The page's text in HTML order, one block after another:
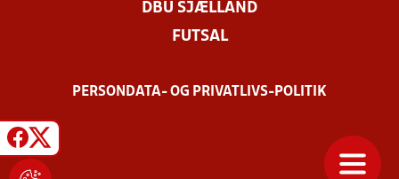
DBU SJÆLLAND
FUTSAL
PERSONDATA- OG PRIVATLIVS-POLITIK